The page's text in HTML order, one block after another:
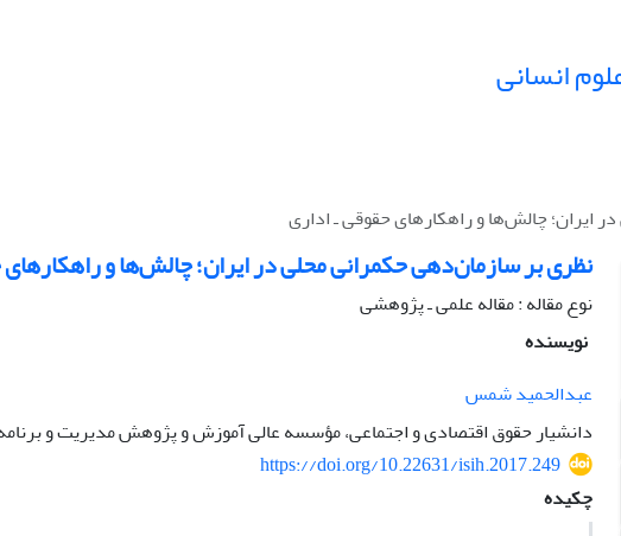
انسانی
ایران؛ چالش‌ها و راهکارهای حقوقی ‌ـ‌ اداری
نظری بر سازمان‌دهی حکمرانی محلی در ایران؛ چالش‌ها و
نوع مقاله : مقاله علمی ـ پژوهشی
نویسنده
عبدالحمید شمس
دانشیار حقوق اقتصادی و اجتماعی، مؤسسه عالی آموزش و پژوهش مدیریت و
https://doi.org/10.22631/isih.2017.249
چکیده